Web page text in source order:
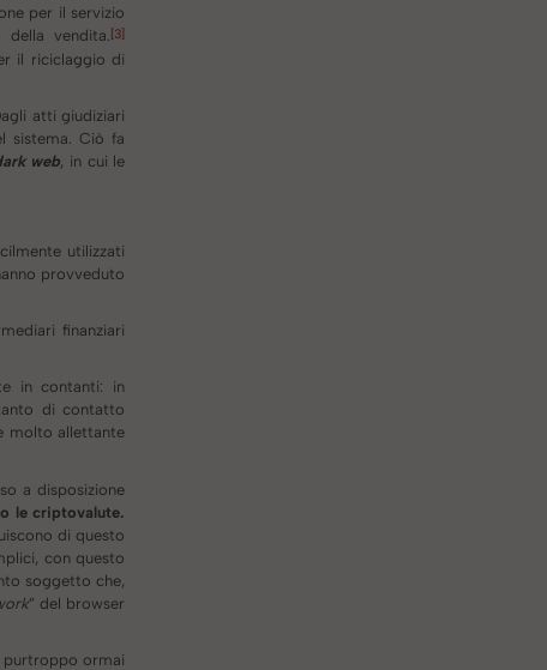
per il servizio
vendita. [3]
il riciclaggio di
atti giudiziari
sistema. Ciò fa
web , in cui le
utilizzati
provveduto
finanziari
in contanti: in
di contatto
molto allettante
a disposizione
le criptovalute.
di questo
con questo
soggetto che,
” del browser
purtroppo ormai